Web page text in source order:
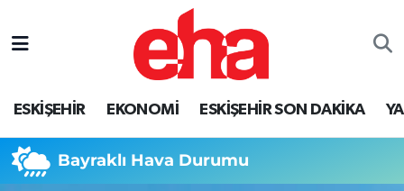
ESKİŞEHİR EKONOMİ ESKİŞEHİR SON DAKİKA
Bayraklı Hava Durumu